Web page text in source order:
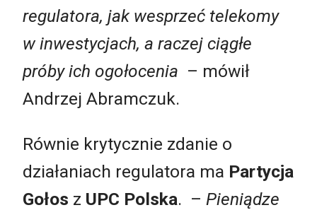
regulatora, jak wesprzeć telekomy
w inwestycjach, a raczej ciągłe
próby ich ogołocenia – mówił
Andrzej Abramczuk.
Równie krytycznie zdanie o
działaniach regulatora ma Partycja
Gołos z UPC Polska. – Pieniądze